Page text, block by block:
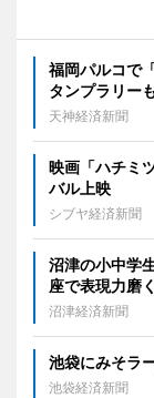
福岡パルコで
タンプラリー
天神経済新聞
映画「ハチミ
バル上映
シブヤ経済新聞
沼津の小中学
座で表現力磨く
沼津経済新聞
池袋にみそラ
池袋経済新聞